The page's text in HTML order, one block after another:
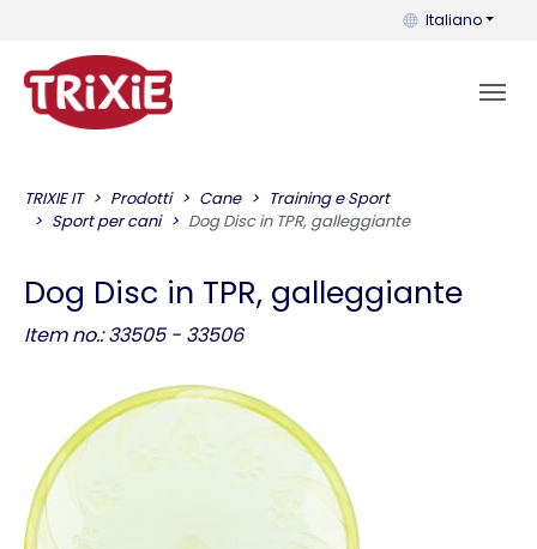
Puoi cambiare
Italiano
TRIXIE IT Prodotti Cane
Training e Sport
Sport per cani
Dog Disc in TPR, galleggiante
Dog Disc in TPR, galleggiante
Item no.: 33505 - 33506